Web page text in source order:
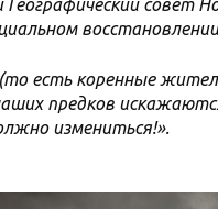
совет
(то есть коренные
предков
измениться!».